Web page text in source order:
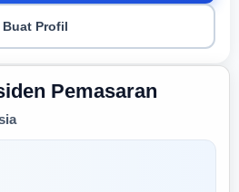
Pemasaran
Buat Profil